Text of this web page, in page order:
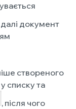
далі документ
створеного
списку та
, після чого